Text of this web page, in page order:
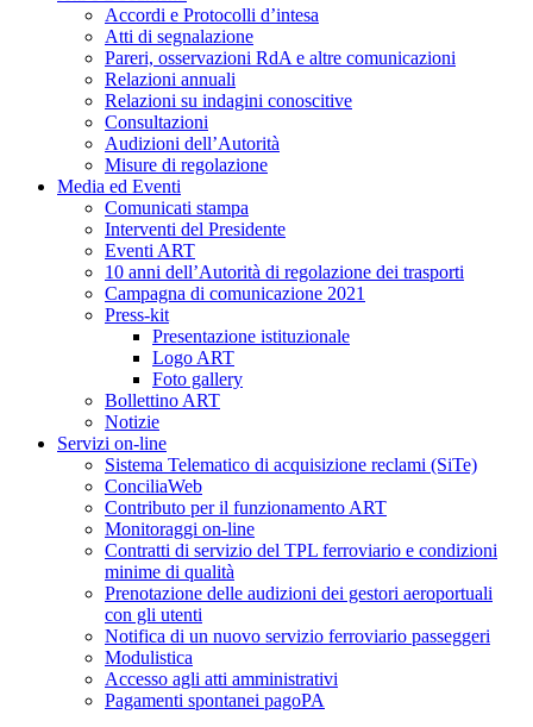
Accordi e Protocolli d’intesa
Atti di segnalazione
Pareri, osservazioni RdA e altre comunicazioni
Relazioni annuali
Relazioni su indagini conoscitive
Consultazioni
Audizioni dell’Autorità
Misure di regolazione
Media ed Eventi
Comunicati stampa
Interventi del Presidente
Eventi ART
10 anni dell’Autorità di regolazione dei trasporti
Campagna di comunicazione 2021
Press-kit
Presentazione istituzionale
Logo ART
Foto gallery
Bollettino ART
Notizie
Servizi on-line
Sistema Telematico di acquisizione reclami (SiTe)
ConciliaWeb
Contributo per il funzionamento ART
Monitoraggi on-line
Contratti di servizio del TPL ferroviario e condizioni
minime di qualità
Prenotazione delle audizioni dei gestori aeroportuali
con gli utenti
Notifica di un nuovo servizio ferroviario passeggeri
Modulistica
Accesso agli atti amministrativi
Pagamenti spontanei pagoPA